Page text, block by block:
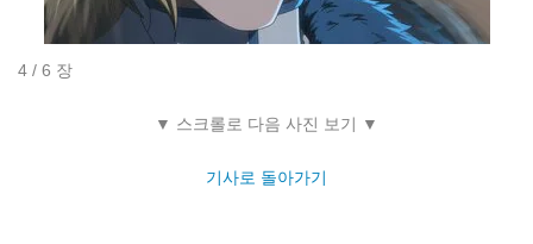
4 / 6 장
▼ 스크롤로 다음 사진 보기 ▼
기사로 돌아가기